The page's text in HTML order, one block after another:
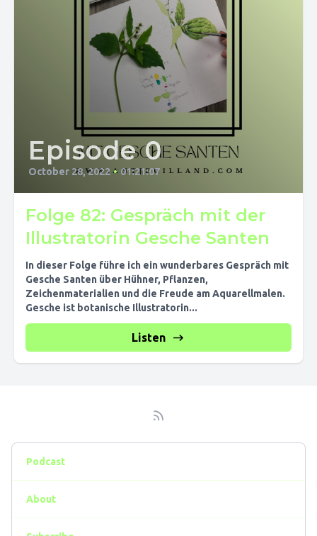
Episode 0
October 28, 2022 • 01:21:07
Folge 82: Gespräch mit der
Illustratorin Gesche Santen
In dieser Folge führe ich ein wunderbares Gespräch mit
Gesche Santen über Hühner, Pflanzen,
Zeichenmaterialien und die Freude am Aquarellmalen.
Gesche ist botanische Illustratorin...
Listen
Podcast
About